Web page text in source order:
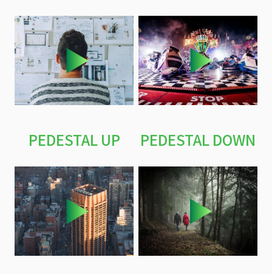
PEDESTAL UP PEDESTAL DOWN